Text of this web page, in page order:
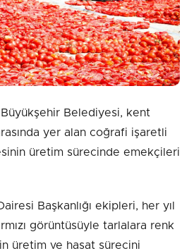
Belediyesi, kent
yer alan coğrafi işaretli
üretim sürecinde emekçileri
Başkanlığı ekipleri, her yıl
görüntüsüyle tarlalara renk
üretim ve hasat sürecini